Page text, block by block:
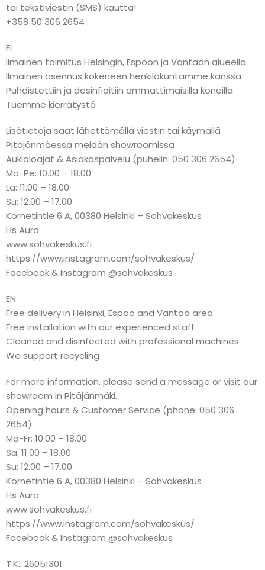
tai tekstiviestin (SMS) kautta!
+358 50 306 2654
FI
Ilmainen toimitus Helsingin, Espoon ja Vantaan alueella
Ilmainen asennus kokeneen henkilökuntamme kanssa
Puhdistettiin ja desinfioitiin ammattimaisilla koneilla
Tuemme kierrätystä
Lisätietoja saat lähettämällä viestin tai käymällä
Pitäjänmäessä meidän showroomissa
Aukioloajat & Asiakaspalvelu (puhelin: 050 306 2654)
Ma-Pe: 10.00 – 18.00
La: 11.00 – 18.00
Su: 12.00 – 17.00
Kornetintie 6 A, 00380 Helsinki – Sohvakeskus
Hs Aura
www.sohvakeskus.fi
https://www.instagram.com/sohvakeskus/
Facebook & Instagram @sohvakeskus
EN
Free delivery in Helsinki, Espoo and Vantaa area.
Free installation with our experienced staff
Cleaned and disinfected with professional machines
We support recycling
For more information, please send a message or visit our
showroom in Pitäjänmäki.
Opening hours & Customer Service (phone: 050 306
2654)
Mo-Fr: 10.00 – 18.00
Sa: 11.00 – 18.00
Su: 12.00 – 17.00
Kornetintie 6 A, 00380 Helsinki – Sohvakeskus
Hs Aura
www.sohvakeskus.fi
https://www.instagram.com/sohvakeskus/
Facebook & Instagram @sohvakeskus
T.K.: 26051301